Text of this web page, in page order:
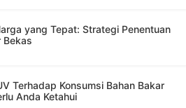
yang Tepat: Strategi Penentuan
Bekas
Terhadap Konsumsi Bahan Bakar
Anda Ketahui